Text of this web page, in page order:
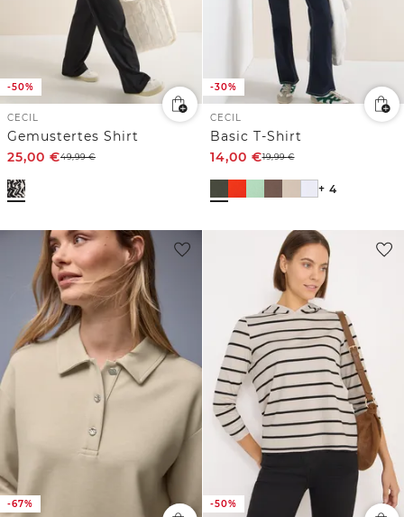
-50%
CECIL
Gemustertes Shirt
25,00 €49,99€
-30%
CECIL
Basic T-Shirt
14,00 €19,99€
+ 4
-67% -50%